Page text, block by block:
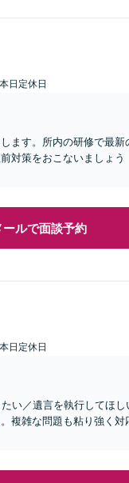
日定休日
ます。所内の研修で最新
対策をおこないましょう
ールで面談予約
日定休日
い／遺言を執行してほし
複雑な問題も粘り強く対